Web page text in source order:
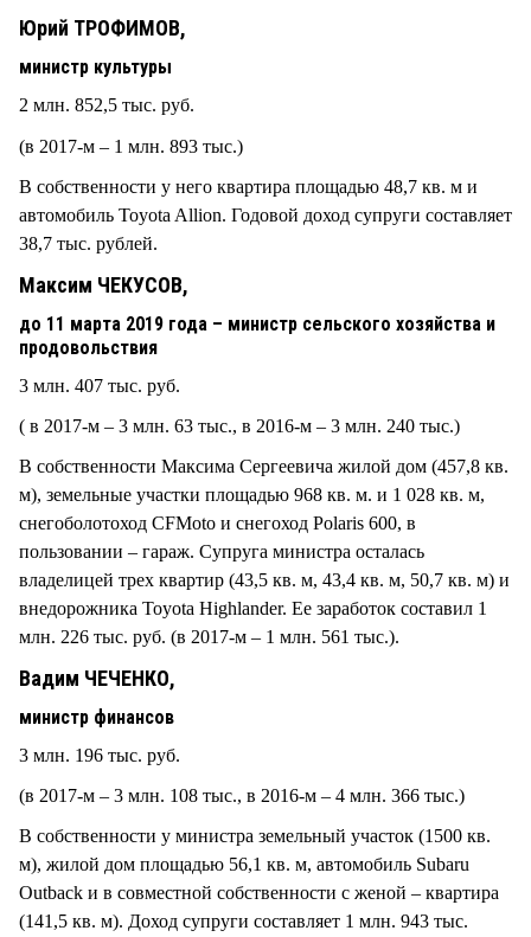
Юрий ТРОФИМОВ,
министр культуры
2 млн. 852,5 тыс. руб.
(в 2017-м – 1 млн. 893 тыс.)
В собственности у него квартира площадью 48,7 кв. м и
автомобиль Toyota Allion. Годовой доход супруги составляет
38,7 тыс. рублей.
Максим ЧЕКУСОВ,
до 11 марта 2019 года – министр сельского хозяйства и
продовольствия
3 млн. 407 тыс. руб.
( в 2017-м – 3 млн. 63 тыс., в 2016-м – 3 млн. 240 тыс.)
В собственности Максима Сергеевича жилой дом (457,8 кв.
м), земельные участки площадью 968 кв. м. и 1 028 кв. м,
снегоболотоход CFMoto и снегоход Polaris 600, в
пользовании – гараж. Супруга министра осталась
владелицей трех квартир (43,5 кв. м, 43,4 кв. м, 50,7 кв. м) и
внедорожника Toyota Highlander. Ее заработок составил 1
млн. 226 тыс. руб. (в 2017-м – 1 млн. 561 тыс.).
Вадим ЧЕЧЕНКО,
министр финансов
3 млн. 196 тыс. руб.
(в 2017-м – 3 млн. 108 тыс., в 2016-м – 4 млн. 366 тыс.)
В собственности у министра земельный участок (1500 кв.
м), жилой дом площадью 56,1 кв. м, автомобиль Subaru
Outback и в совместной собственности с женой – квартира
(141,5 кв. м). Доход супруги составляет 1 млн. 943 тыс.